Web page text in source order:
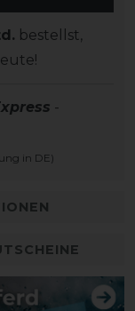
bestellst,
-
in DE)